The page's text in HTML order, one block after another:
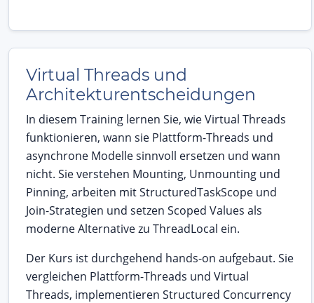
Virtual Threads und
Architekturentscheidungen
In diesem Training lernen Sie, wie Virtual Threads
funktionieren, wann sie Plattform-Threads und
asynchrone Modelle sinnvoll ersetzen und wann
nicht. Sie verstehen Mounting, Unmounting und
Pinning, arbeiten mit StructuredTaskScope und
Join-Strategien und setzen Scoped Values als
moderne Alternative zu ThreadLocal ein.
Der Kurs ist durchgehend hands-on aufgebaut. Sie
vergleichen Plattform-Threads und Virtual
Threads, implementieren Structured Concurrency